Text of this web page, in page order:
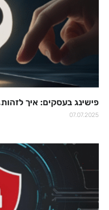
פישינג בעסקים: איך לזהות,
07.07.2025